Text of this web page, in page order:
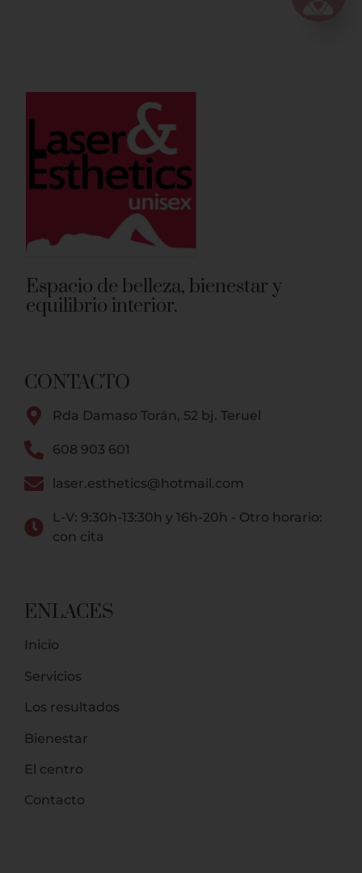
ENLACES
Inicio
Servicios
Los resultados
Bienestar
El centro
Contacto
CONTACTO
Rda Damaso Torán, 52 bj. Teruel
608 903 601
laser.esthetics@hotmail.com
L-V: 9:30h-13:30h y 16h-20h - Otro horario:
con cita
Espacio de belleza, bienestar y
equilibrio interior.